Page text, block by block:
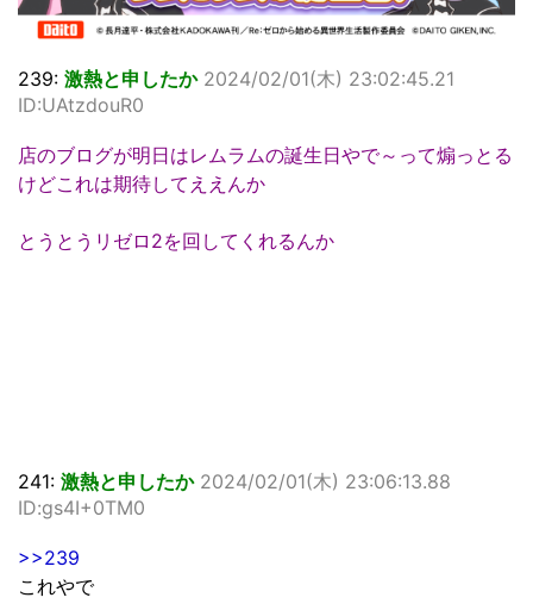
239: 激熱と申したか 2024/02/01(木) 23:02:45.21
ID:UAtzdouR0
店のブログが明日はレムラムの誕生日やで～って煽っとる
けどこれは期待してええんか
とうとうリゼロ2を回してくれるんか
241: 激熱と申したか 2024/02/01(木) 23:06:13.88
ID:gs4I+0TM0
>>239
これやで